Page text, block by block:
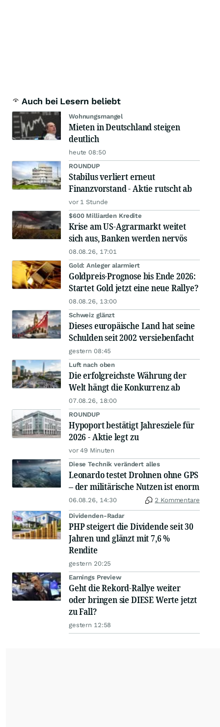
Auch bei Lesern beliebt
Wohnungsmangel
Mieten in Deutschland steigen
deutlich
heute 08:50
ROUNDUP
Stabilus verliert erneut
Finanzvorstand - Aktie rutscht ab
vor 1 Stunde
$600 Milliarden Kredite
Krise am US-Agrarmarkt weitet
sich aus, Banken werden nervös
08.08.26, 17:01
Gold: Anleger alarmiert
Goldpreis-Prognose bis Ende 2026:
Startet Gold jetzt eine neue Rallye?
08.08.26, 13:00
Schweiz glänzt
Dieses europäische Land hat seine
Schulden seit 2002 versiebenfacht
gestern 08:45
Luft nach oben
Die erfolgreichste Währung der
Welt hängt die Konkurrenz ab
07.08.26, 18:00
ROUNDUP
Hypoport bestätigt Jahresziele für
2026 - Aktie legt zu
vor 49 Minuten
Diese Technik verändert alles
Leonardo testet Drohnen ohne GPS
– der militärische Nutzen ist enorm
06.08.26, 14:30 2 Kommentare
Dividenden-Radar
PHP steigert die Dividende seit 30
Jahren und glänzt mit 7,6 %
Rendite
gestern 20:25
Earnings Preview
Geht die Rekord-Rallye weiter
oder bringen sie DIESE Werte jetzt
zu Fall?
gestern 12:58